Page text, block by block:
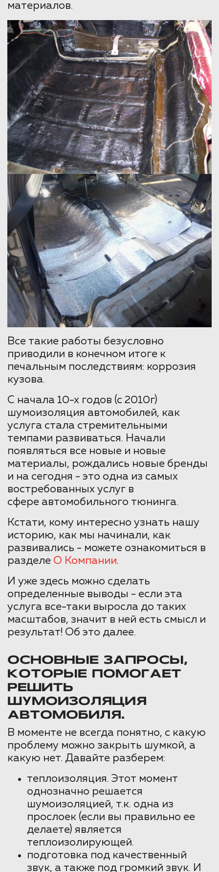
материалов.
Все такие работы безусловно
приводили в конечном итоге к
печальным последствиям: коррозия
кузова.
С начала 10-х годов (с 2010г)
шумоизоляция автомобилей, как
услуга стала стремительными
темпами развиваться. Начали
появляться все новые и новые
материалы, рождались новые бренды
и на сегодня - это одна из самых
востребованных услуг в
сфере автомобильного тюнинга.
Кстати, кому интересно узнать нашу
историю, как мы начинали, как
развивались - можете ознакомиться в
разделе О Компании.
И уже здесь можно сделать
определенные выводы - если эта
услуга все-таки выросла до таких
масштабов, значит в ней есть смысл и
результат! Об это далее.
ОСНОВНЫЕ ЗАПРОСЫ,
КОТОРЫЕ ПОМОГАЕТ
РЕШИТЬ
ШУМОИЗОЛЯЦИЯ
АВТОМОБИЛЯ.
В моменте не всегда понятно, с какую
проблему можно закрыть шумкой, а
какую нет. Давайте разберем:
теплоизоляция. Этот момент
однозначно решается
шумоизоляцией, т.к. одна из
прослоек (если вы правильно ее
делаете) является
теплоизолирующей.
подготовка под качественный
звук, а также под громкий звук. И